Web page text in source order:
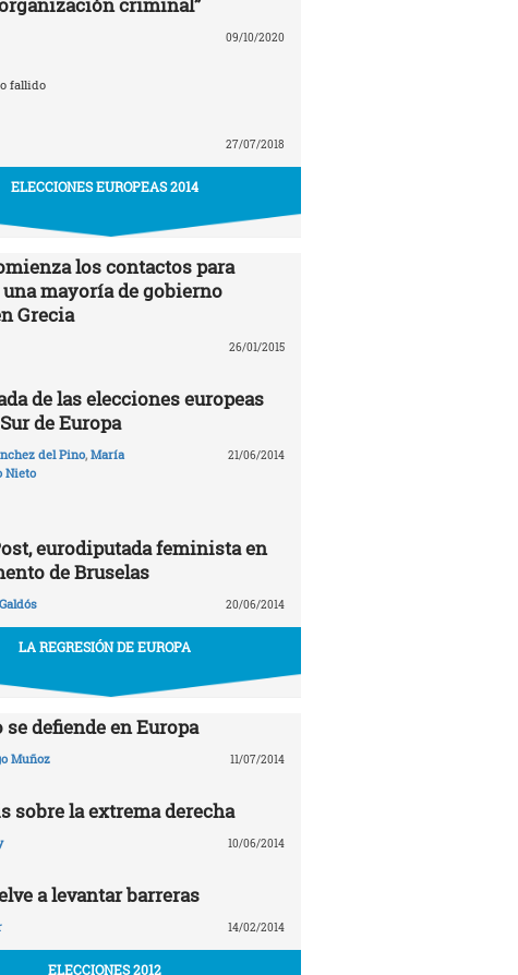
09/10/2020
fallido
27/07/2018
ELECCIONES EUROPEAS 2014
los contactos para
mayoría de gobierno
Grecia
26/01/2015
de las elecciones europeas
de Europa
del Pino, María
Nieto
21/06/2014
eurodiputada feminista en
de Bruselas
20/06/2014
LA REGRESIÓN DE EUROPA
se defiende en Europa
Muñoz 11/07/2014
sobre la extrema derecha
10/06/2014
a levantar barreras
14/02/2014
ELECCIONES 2012